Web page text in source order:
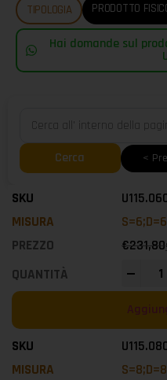
TIPOLOGIA PRODOTTO
Hai domande sul
Cerca <
€231,80